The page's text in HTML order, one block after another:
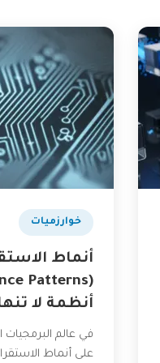
خوارزميات
أنماط
أنظمة لا
في عالم